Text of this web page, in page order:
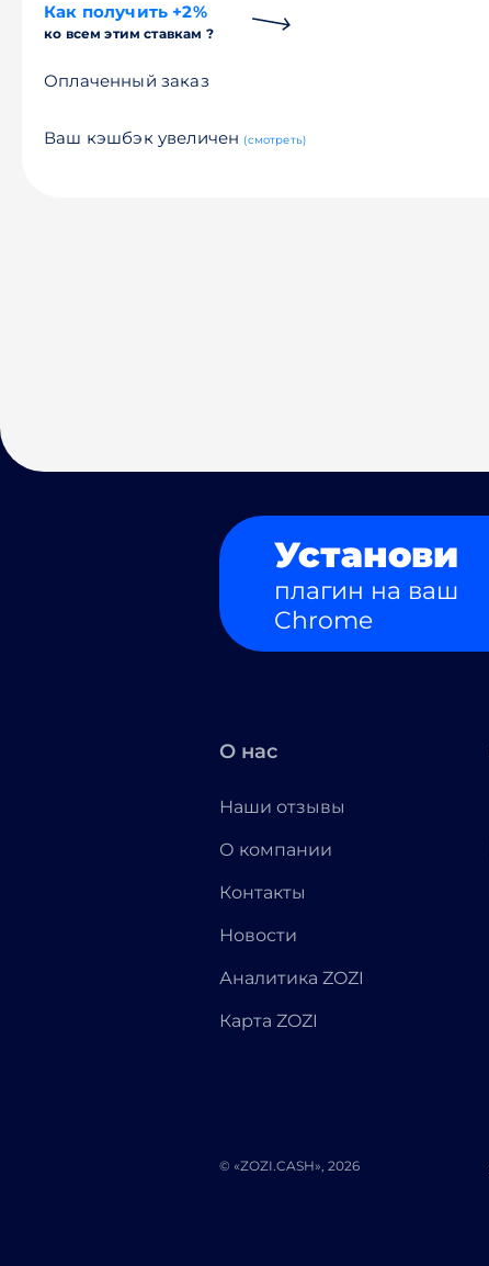
Как получить +2%
ко всем этим ставкам ?
Оплаченный заказ
Ваш кэшбэк увеличен (смотреть)
Установи
плагин на ваш
Chrome
О нас
Наши отзывы
О компании
Контакты
Новости
Аналитика ZOZI
Карта ZOZI
© «ZOZI.CASH», 2026